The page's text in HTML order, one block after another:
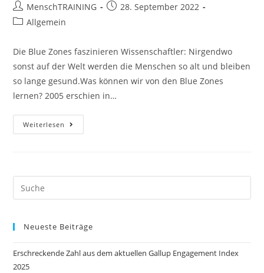
Beitrags-
Autor:
MenschTRAINING
Beitrag28. September 2022
Beitrags-
Allgemein
Die Blue Zones faszinieren Wissenschaftler: Nirgendwo
sonst auf der Welt werden die Menschen so alt und bleiben
so lange gesund.Was können wir von den Blue Zones
lernen? 2005 erschien in…
Weiterlesen Blue
Zones
Search
this
Neueste Beiträge
Erschreckende Zahl aus dem aktuellen Gallup Engagement Index
2025